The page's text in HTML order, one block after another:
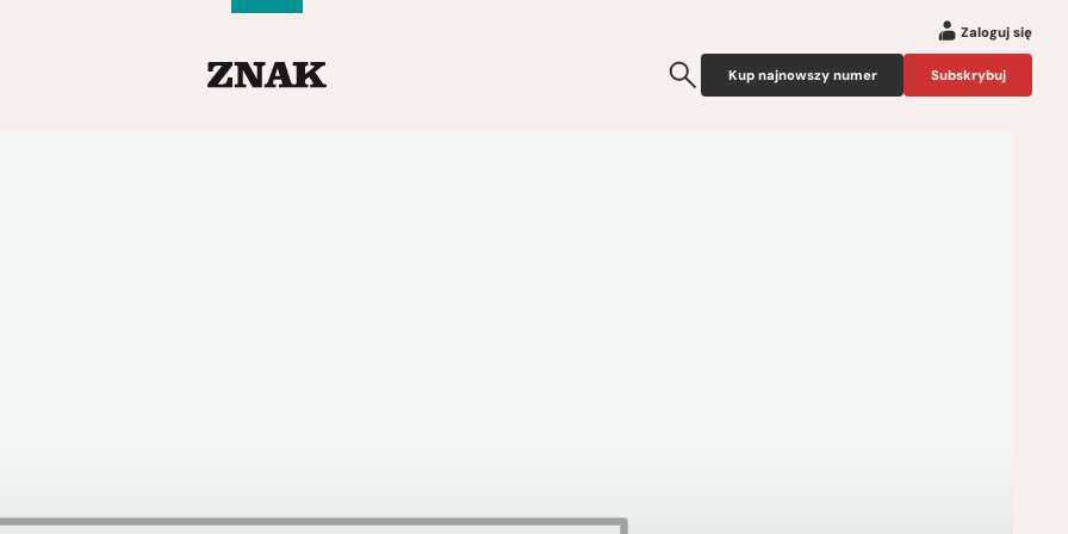
Zaloguj się
Kup najnowszy numer Subskrybuj